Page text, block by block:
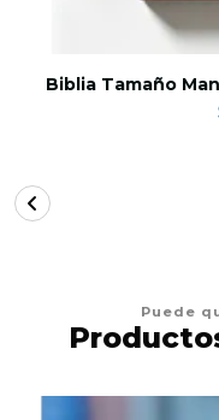
Biblia Tamaño
Puede